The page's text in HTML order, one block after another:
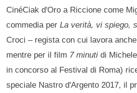
CinéCiak d'Oro a Riccione come
commedia perLa verità, vi spiego,
Croci – regista con cui lavora
mentre per il film 7 minuti di
in concorso al Festival di Roma)
speciale Nastro d'Argento 2017, il